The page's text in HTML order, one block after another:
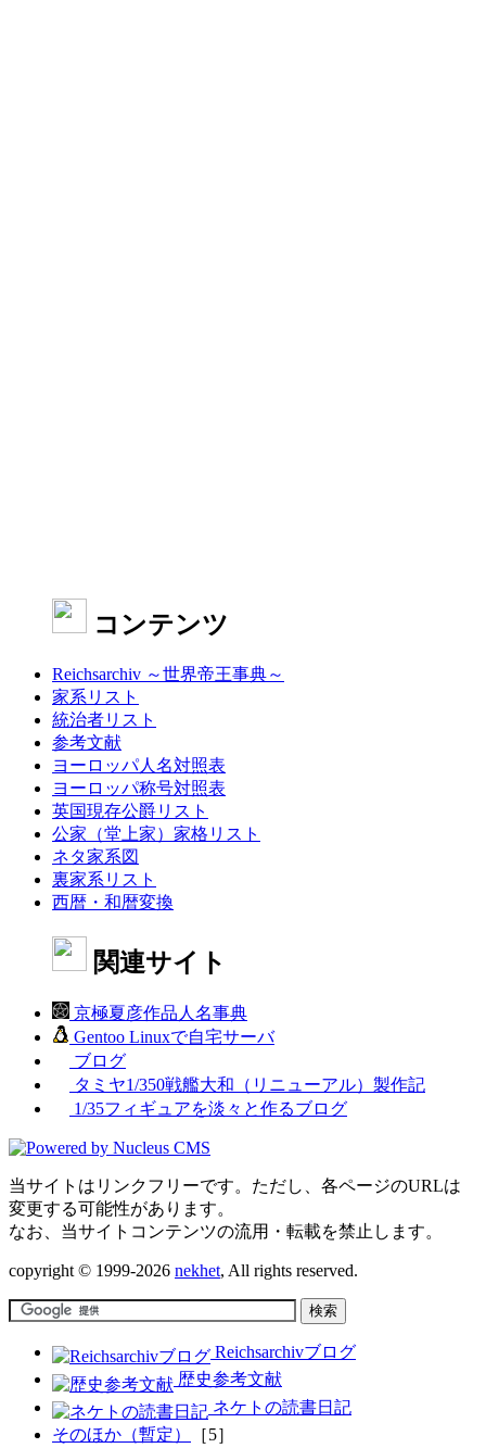
コンテンツ
Reichsarchiv ～世界帝王事典～
家系リスト
統治者リスト
参考文献
ヨーロッパ人名対照表
ヨーロッパ称号対照表
英国現存公爵リスト
公家（堂上家）家格リスト
ネタ家系図
裏家系リスト
西暦・和暦変換
関連サイト
京極夏彦作品人名事典
Gentoo Linuxで自宅サーバ
ブログ
タミヤ1/350戦艦大和（リニューアル）製作記
1/35フィギュアを淡々と作るブログ
当サイトはリンクフリーです。ただし、各ページのURLは
変更する可能性があります。
なお、当サイトコンテンツの流用・転載を禁止します。
copyright © 1999-2026 nekhet, All rights reserved.
Reichsarchivブログ
歴史参考文献
ネケトの読書日記
そのほか（暫定）
［5］